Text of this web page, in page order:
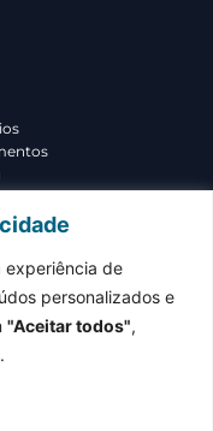
experiência de
personalizados e
"Aceitar todos",